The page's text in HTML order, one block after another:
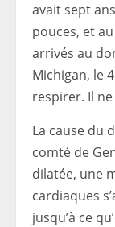
avait sept
pouces, et
arrivés au
Michigan, le
respirer. Il
La cause du
comté de
dilatée, une
cardiaques
jusqu’à ce